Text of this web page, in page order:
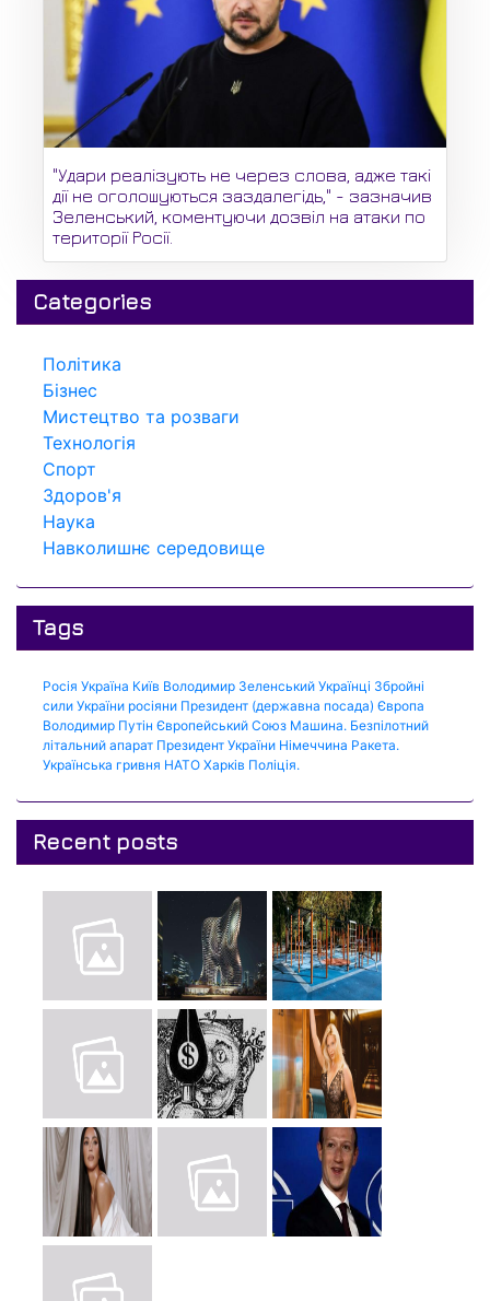
"Удари реалізують не через слова, адже такі
дії не оголошуються заздалегідь," - зазначив
Зеленський, коментуючи дозвіл на атаки по
території Росії.
Categories
Політика
Бізнес
Мистецтво та розваги
Технологія
Спорт
Здоров'я
Наука
Навколишнє середовище
Tags
Росія Україна Київ Володимир Зеленський Українці Збройні
сили України росіяни Президент (державна посада) Європа
Володимир Путін Європейський Союз Машина. Безпілотний
літальний апарат Президент України Німеччина Ракета.
Українська гривня НАТО Харків Поліція.
Recent posts